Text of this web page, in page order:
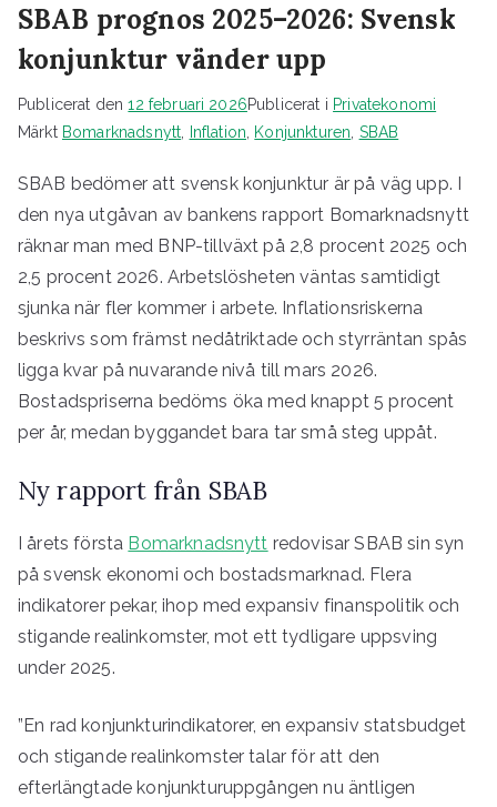
SBAB prognos 2025–2026: Svensk
konjunktur vänder upp
Publicerat den12 februari 2026Publicerat i Privatekonomi
Märkt Bomarknadsnytt, Inflation, Konjunkturen, SBAB
SBAB bedömer att svensk konjunktur är på väg upp. I
den nya utgåvan av bankens rapport Bomarknadsnytt
räknar man med BNP-tillväxt på 2,8 procent 2025 och
2,5 procent 2026. Arbetslösheten väntas samtidigt
sjunka när fler kommer i arbete. Inflationsriskerna
beskrivs som främst nedåtriktade och styrräntan spås
ligga kvar på nuvarande nivå till mars 2026.
Bostadspriserna bedöms öka med knappt 5 procent
per år, medan byggandet bara tar små steg uppåt.
Ny rapport från SBAB
I årets första Bomarknadsnytt redovisar SBAB sin syn
på svensk ekonomi och bostadsmarknad. Flera
indikatorer pekar, ihop med expansiv finanspolitik och
stigande realinkomster, mot ett tydligare uppsving
under 2025.
”En rad konjunkturindikatorer, en expansiv statsbudget
och stigande realinkomster talar för att den
efterlängtade konjunkturuppgången nu äntligen